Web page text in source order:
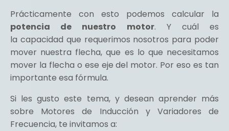
Prácticamente con esto podemos calcular la
potencia de nuestro motor. Y cuál es
la capacidad que requerimos nosotros para poder
mover nuestra flecha, que es lo que necesitamos
mover la flecha o ese eje del motor. Por eso es tan
importante esa fórmula.
Si les gusto este tema, y desean aprender más
sobre Motores de Inducción y Variadores de
Frecuencia, te invitamos a: